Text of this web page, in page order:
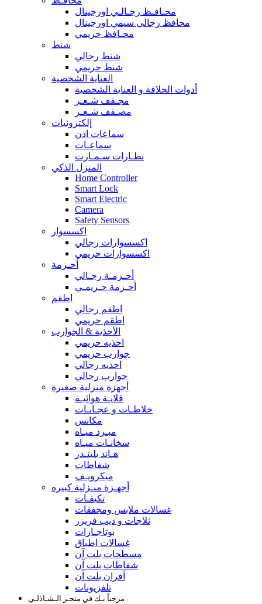
محـافـظ رجـالـي اورجينال
محافظ رجالي سيمي اورجينال
محـافظ حريمي
شنط
شنط رجالي
شنط حريمي
العناية الشخصية
أدوات الحلاقة و العناية الشخصية
مجـفف شـعـر
مصـفف شـعـر
إلكترونيات
سماعات اذن
سماعـات
نظـارات سـمـارت
المنزل الذكي
Home Controller
Smart Lock
Smart Electric
Camera
Safety Sensors
اكسسوار
اكسسوارات رجالي
اكسسوارات حريمي
أحـزمة
أحـزمـة رجـالي
أحـزمة حـريمـي
اطقم
اطقم رجالي
اطقم حريمي
الأحذية & الجوارب
احذيه حريمي
جوارب حريمي
احذيه رجالي
جوارب رجالي
أجهزة منزلية صغيرة
قلايـة هوائيـة
خلاطـات و عجـانـات
مكانس
مبـرد ميـاه
سخانـات ميـاه
هـاند بلينـدر
شفاطات
ميكرويـف
أجهـزة منـزلية كبيرة
تكيفـات
غسالات ملابس ومجففات
ثلاجات و ديب فريزر
بوتاجـازات
غسالات اطباق
مسطحات بلت آن
شفاطات بلت آن
آفران بلت آن
تلفزيونات
مرحباً بـك في متجـر الـشـاذلـي